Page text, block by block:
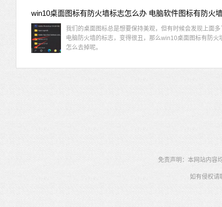
我们的桌面图标总是想要保持美观，但有时候会发现上面多
电脑防火墙的标志，变得很丑，那么win10桌面图标有防火
怎么去掉呢。
免责声明：本网站内容
如有侵权请